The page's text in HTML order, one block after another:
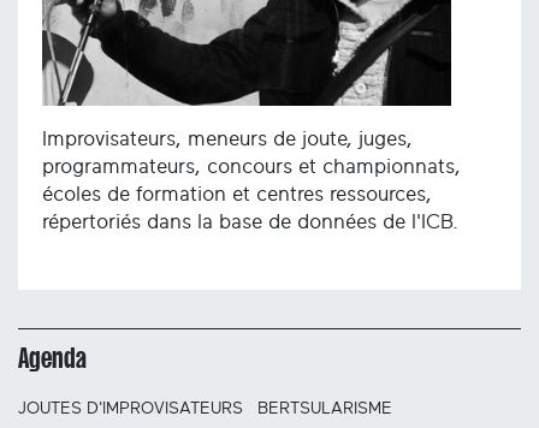
Improvisateurs, meneurs de joute, juges,
programmateurs, concours et championnats,
écoles de formation et centres ressources,
répertoriés dans la base de données de l'ICB.
Agenda
JOUTES D'IMPROVISATEURS BERTSULARISME